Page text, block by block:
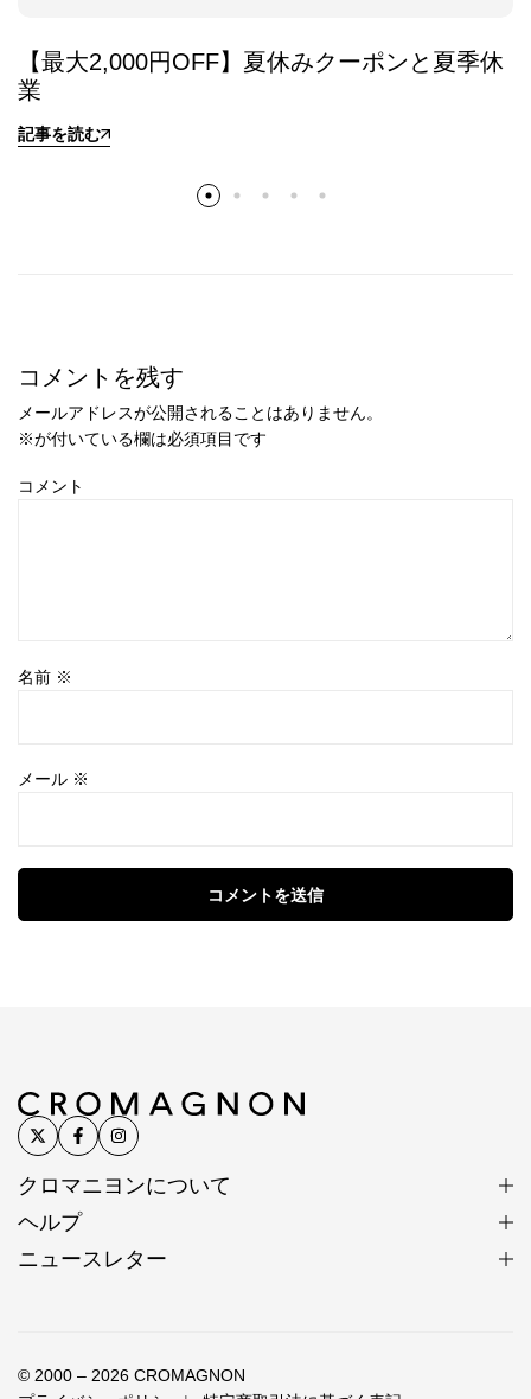
【最大2,000円OFF】夏休みクーポンと夏季休
業
記事を読む
コメントを残す
メールアドレスが公開されることはありません。
※が付いている欄は必須項目です
コメント
名前 ※
メール ※
コメントを送信
クロマニヨンについて
ヘルプ
ニュースレター
© 2000 – 2026 CROMAGNON